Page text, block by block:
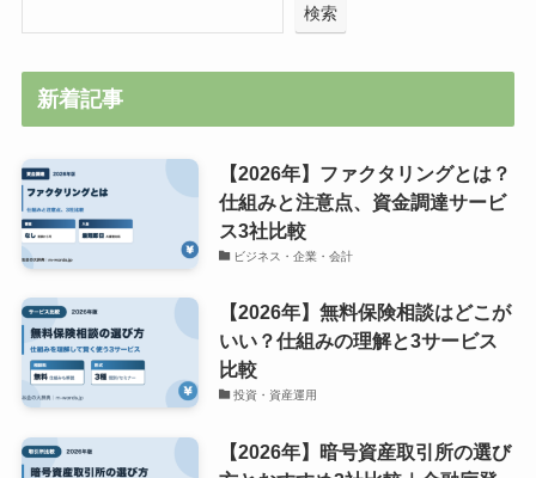
検索
新着記事
【2026年】ファクタリングとは？
仕組みと注意点、資金調達サービ
ス3社比較
ビジネス・企業・会計
【2026年】無料保険相談はどこが
いい？仕組みの理解と3サービス
比較
投資・資産運用
【2026年】暗号資産取引所の選び